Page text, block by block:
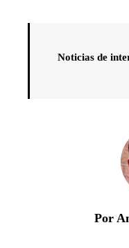
Noticias de
Por